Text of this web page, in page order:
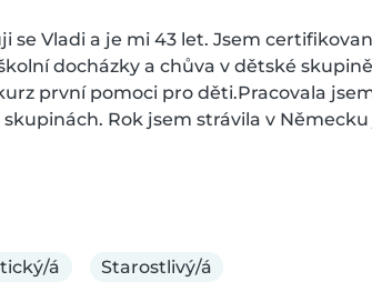
se Vladi a je mi 43 let. Jsem
docházky a chůva v dětské
první pomoci pro děti.Pracovala
Rok jsem strávila v
á Starostlivý/á